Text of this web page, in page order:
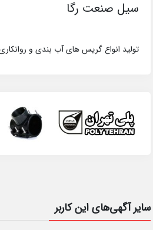
سیل صنعت رگا
تولید انواع گریس های آب بندی و
سایر آگهی‌های این کاربر